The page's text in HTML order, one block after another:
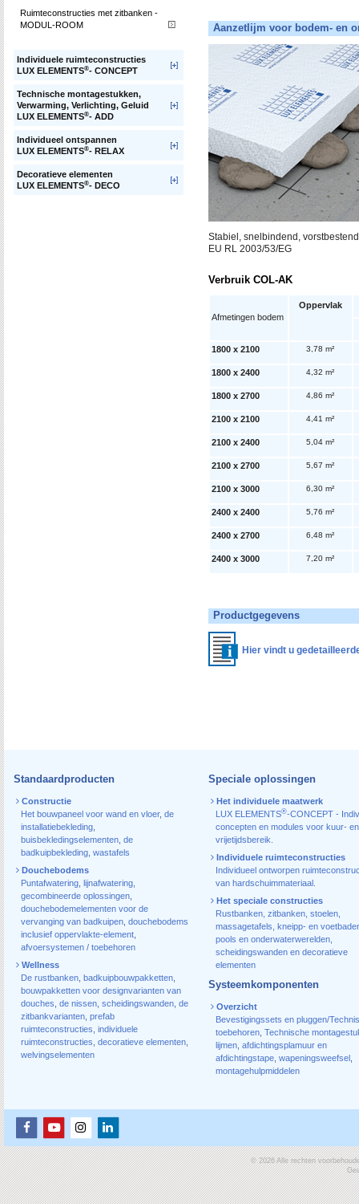
Ruimteconstructies met zitbanken -
MODUL-ROOM
Individuele ruimteconstructies
LUX ELEMENTS®- CONCEPT
Technische montagestukken,
Verwarming, Verlichting, Geluid
LUX ELEMENTS®- ADD
Individueel ontspannen
LUX ELEMENTS®- RELAX
Decoratieve elementen
LUX ELEMENTS®- DECO
Aanzetlijm voor bodem- en
Stabiel, snelbindend,
EU RL 2003/53/EG
Verbruik COL-AK
Afmetingen bodem
Oppervlak
1800 x 2100 3,78 m²
1800 x 2400 4,32 m²
1800 x 2700 4,86 m²
2100 x 2100 4,41 m²
2100 x 2400 5,04 m²
2100 x 2700 5,67 m²
2100 x 3000 6,30 m²
2400 x 2400 5,76 m²
2400 x 2700 6,48 m²
2400 x 3000 7,20 m²
Productgegevens
Hier vindt u
Standaardproducten
Constructie
Het bouwpaneel voor wand en vloer, de
installatiebekleding
buisbekledingselementen de
badkuipbekleding wastafels
Douchebodems
Puntafwatering lijnafwatering
gecombineerde oplossingen
douchebodemelementen voor de
vervanging van badkuipen douchebodems
inclusief oppervlakte-element
afvoersystemen / toebehoren
Wellness
De rustbanken badkuipbouwpakketten
bouwpakketten voor designvarianten van
douches de nissen scheidingswanden de
zitbankvarianten prefab
ruimteconstructies individuele
ruimteconstructies decoratieve elementen
welvingselementen
Speciale oplossingen
Het individuele maatwerk
LUX ELEMENTS®-CONCEPT -
concepten en modules voor kuur- en
vrijetijdsbereik.
Individuele ruimteconstructies
Individueel ontworpen
van hardschuimmateriaal.
Het speciale constructies
Rustbanken, zitbanken, stoelen,
massagetafels, kneipp- en
pools en onderwaterwerelden,
scheidingswanden en decoratieve
elementen
Systeemkomponenten
Overzicht
Bevestigingssets en pluggen/
toebehoren, Technische
lijmen, afdichtingsplamuur en
afdichtingstape, wapeningsweefsel,
montagehulpmiddelen
© 2026 Alle rechten